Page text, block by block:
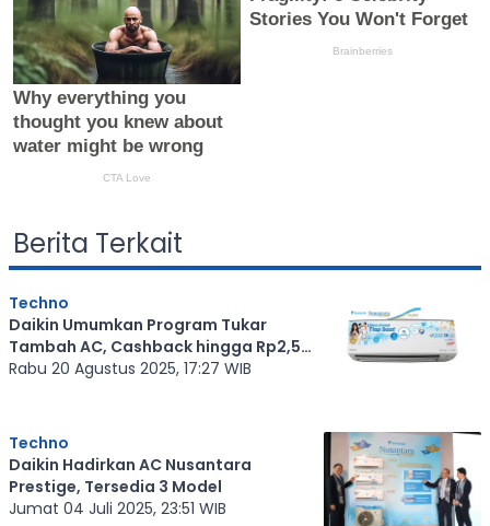
Berita Terkait
Techno
Daikin Umumkan Program Tukar
Tambah AC, Cashback hingga Rp2,5
Juta
Rabu 20 Agustus 2025, 17:27 WIB
Techno
Daikin Hadirkan AC Nusantara
Prestige, Tersedia 3 Model
Jumat 04 Juli 2025, 23:51 WIB